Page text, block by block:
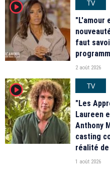
player2
TV
"L'amour
faut
2 août 2026
player2
TV
"Les
Laureen
Anthony
casting
réalité de
1 août 2026